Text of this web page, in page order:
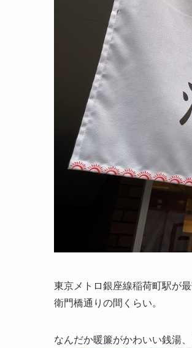
東京メトロ銀座線稲荷町駅が
衛門橋通りの間くらい。
なんだか暖簾がかわいい銭湯、